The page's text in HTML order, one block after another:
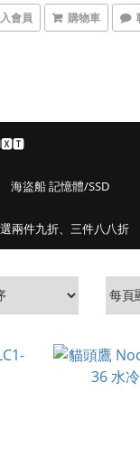
會員 購物車
海盜船 記憶體/SSD
兩件九折、三件八八折